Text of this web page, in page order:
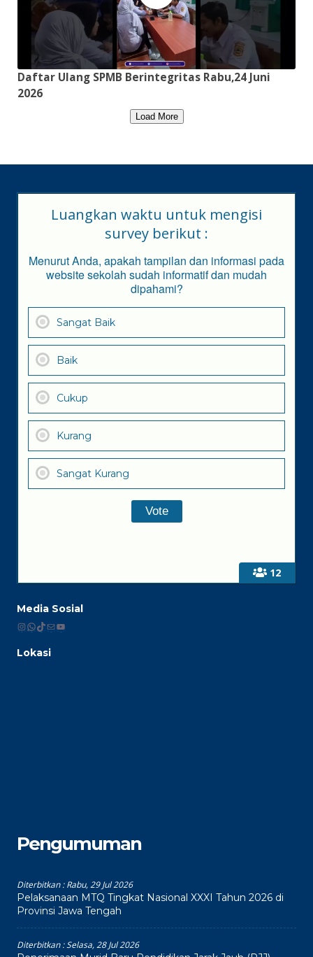
Daftar Ulang SPMB Berintegritas Rabu,24 Juni
2026
Load More
12
Luangkan waktu untuk mengisi
survey berikut :
Menurut Anda, apakah tampilan dan informasi pada
website sekolah sudah informatif dan mudah
dipahami?
Sangat Baik
Baik
Cukup
Kurang
Sangat Kurang
Media Sosial
Instagram
WhatsApp
TikTok
MailYouTube
Lokasi
Pengumuman
Diterbitkan :Rabu, 29 Jul 2026
Pelaksanaan MTQ Tingkat Nasional XXXI Tahun 2026 di
Provinsi Jawa Tengah
Diterbitkan :Selasa, 28 Jul 2026